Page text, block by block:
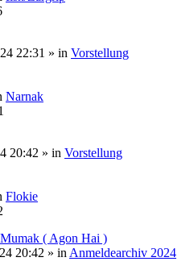
22:31 » in Vorstellung
Narnak
20:42 » in Vorstellung
Flokie
( Agon Hai )
20:42 » in Anmeldearchiv 2024